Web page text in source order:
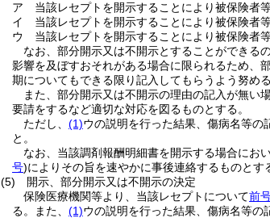
ア
当該レセプトを開示することにより被保険者
イ
当該レセプトを開示することにより被保険者
ウ
当該レセプトを開示することにより被保険者
なお、部分開示又は不開示とすることができる
影響を及ぼすおそれがある場合に限られるため、
期についてもできる限り記入してもらうよう努める
また、部分開示又は不開示の理由の記入が無い
要請をするなど適切な対応を図るものとする。
ただし、 (1)ウの説明を行った結果、傷病名等の
と。
なお、当該調剤報酬明細書を開示する場合にお
号)によりその旨を速やかに事後連絡するものとす
(5)
開示、部分開示又は不開示の決定
保険医療機関等より、当該レセプトについて前
る。また、 (1)ウの説明を行った結果、傷病名等の